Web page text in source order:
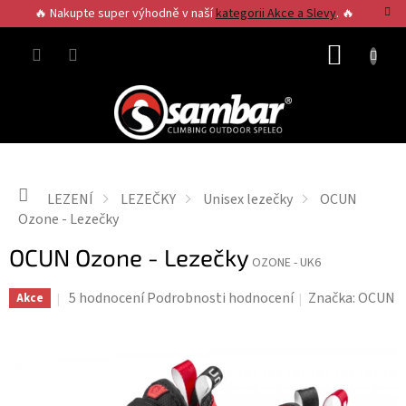
na
obsah
🔥 Nakupte super výhodně v našíkategorii Akce a Slevy. 🔥
Domů
LEZENÍ LEZEČKY Unisex lezečky
OCUN
Ozone - Lezečky
OCUN Ozone - Lezečky OZONE - UK6
Akce
Průměrné
5 hodnocení Podrobnosti hodnocení Značka:OCUN